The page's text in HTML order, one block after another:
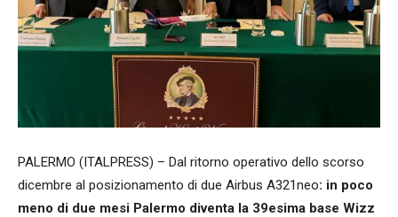
PALERMO (ITALPRESS) – Dal ritorno operativo dello scorso
dicembre al posizionamento di due Airbus A321neo: in poco
meno di due mesi Palermo diventa la 39esima base Wizz